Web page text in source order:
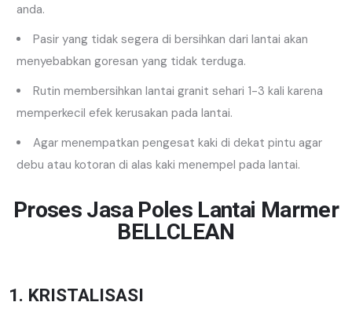
anda.
Pasir yang tidak segera di bersihkan dari lantai akan
menyebabkan goresan yang tidak terduga.
Rutin membersihkan lantai granit sehari 1-3 kali karena
memperkecil efek kerusakan pada lantai.
Agar menempatkan pengesat kaki di dekat pintu agar
debu atau kotoran di alas kaki menempel pada lantai.
Proses Jasa Poles Lantai Marmer
BELLCLEAN
1. KRISTALISASI